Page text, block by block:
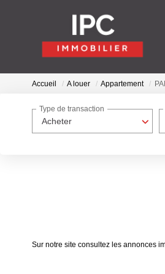
Accueil A louer Appartement
Acheter
Type de transaction
Sur notre site consultez les annonces